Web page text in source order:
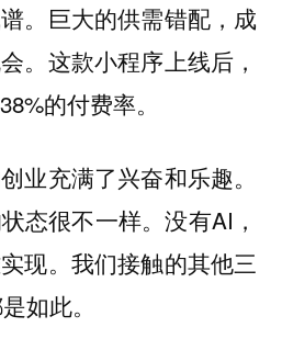
。巨大的供需错配，成
。这款小程序上线后，
的付费率。
业充满了兴奋和乐趣。
态很不一样。没有AI，
现。我们接触的其他三
如此。